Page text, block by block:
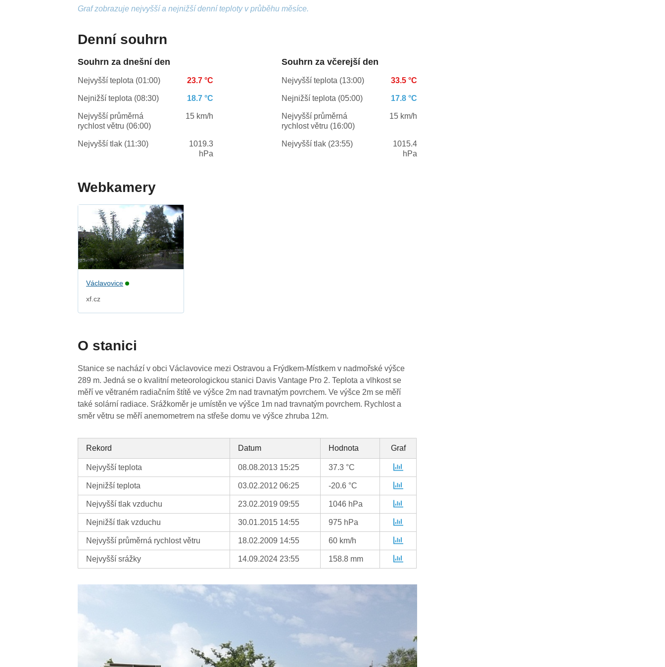
Graf zobrazuje nejvyšší a nejnižší denní teploty v průběhu měsíce.
Denní souhrn
Souhrn za dnešní den
Nejvyšší teplota (01:00) 23.7 °C
Nejnižší teplota (08:30) 18.7 °C
Nejvyšší průměrná
rychlost větru (06:00)
15 km/h
Nejvyšší tlak (11:30)
1019.3
hPa
Souhrn za včerejší den
Nejvyšší teplota (13:00) 33.5 °C
Nejnižší teplota (05:00) 17.8 °C
Nejvyšší průměrná
rychlost větru (16:00)
15 km/h
Nejvyšší tlak (23:55)
1015.4
hPa
Webkamery
Václavovice
xf.cz
O stanici
Stanice se nachází v obci Václavovice mezi Ostravou a Frýdkem-Místkem v nadmořské výšce
289 m. Jedná se o kvalitní meteorologickou stanici Davis Vantage Pro 2. Teplota a vlhkost se
měří ve větraném radiačním štítě ve výšce 2m nad travnatým povrchem. Ve výšce 2m se měří
také solární radiace. Srážkoměr je umístěn ve výšce 1m nad travnatým povrchem. Rychlost a
směr větru se měří anemometrem na střeše domu ve výšce zhruba 12m.
Rekord Datum Hodnota Graf
Nejvyšší teplota 08.08.2013 15:25 37.3 °C
Nejnižší teplota 03.02.2012 06:25 -20.6 °C
Nejvyšší tlak vzduchu 23.02.2019 09:55 1046 hPa
Nejnižší tlak vzduchu 30.01.2015 14:55 975 hPa
Nejvyšší průměrná rychlost větru 18.02.2009 14:55 60 km/h
Nejvyšší srážky 14.09.2024 23:55 158.8 mm